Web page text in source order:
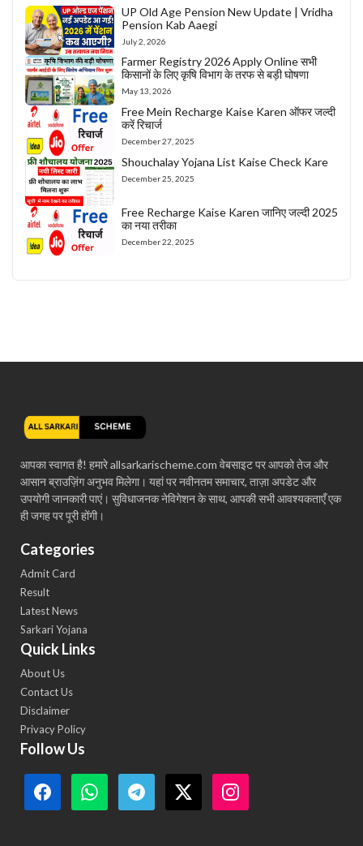
UP Old Age Pension New Update | Vridha
Pension Kab Aaegi
July 2, 2026
Farmer Registry 2026 Apply Online सभी
किसानों के लिए कृषि विभाग के तरफ से बड़ी घोषणा
May 13, 2026
Free Mein Recharge Kaise Karen ऑफर जल्दी
करें रिचार्ज
December 27, 2025
Shouchalay Yojana List Kaise Check Kare
December 25, 2025
Free Recharge Kaise Karen जानिए जल्दी 2025
का नया तरीका
December 22, 2025
आपका स्वागत है! हमारे allsarkarischeme.com वेबसाइट पर आपको तेज और
आसान ब्राउज़िंग अनुभव मिलेगा। यहां पर नवीनतम समाचार, ताज़ा अपडेट और
उपयोगी जानकारी पाएं। सुविधाजनक नेविगेशन के साथ, आपकी सभी आवश्यकताएँ एक
ही जगह पर पूरी होंगी।
Categories
Admit Card
Result
Latest News
Sarkari Yojana
Quick Links
About Us
Contact Us
Disclaimer
Privacy Policy
Follow Us